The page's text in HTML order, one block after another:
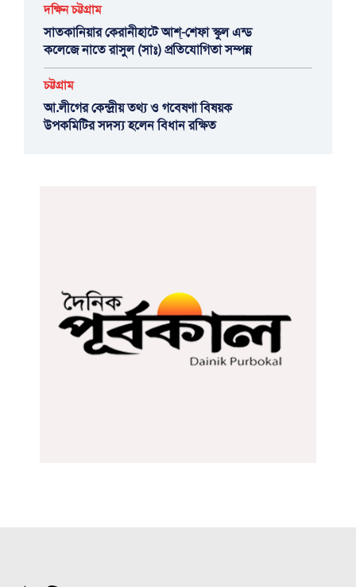
দক্ষিন চট্টগ্রাম
সাতকানিয়ার কেরানীহাটে আশ্-শেফা স্কুল এন্ড
কলেজে নাতে রাসুল (সাঃ) প্রতিযোগিতা সম্পন্ন
চট্টগ্রাম
আ.লীগের কেন্দ্রীয় তথ্য ও গবেষণা বিষয়ক
উপকমিটির সদস্য হলেন বিধান রক্ষিত